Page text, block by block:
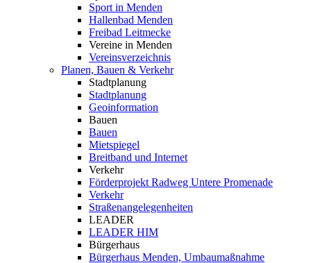
Sport in Menden
Hallenbad Menden
Freibad Leitmecke
Vereine in Menden
Vereinsverzeichnis
Planen, Bauen & Verkehr
Stadtplanung
Stadtplanung
Geoinformation
Bauen
Bauen
Mietspiegel
Breitband und Internet
Verkehr
Förderprojekt Radweg Untere Promenade
Verkehr
Straßenangelegenheiten
LEADER
LEADER HIM
Bürgerhaus
Bürgerhaus Menden, Umbaumaßnahme